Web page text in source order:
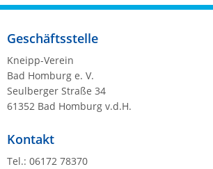
Geschäftsstelle
Kneipp-Verein
Bad Homburg e. V.
Seulberger Straße 34
61352 Bad Homburg v.d.H.
Kontakt
Tel.: 06172 78370